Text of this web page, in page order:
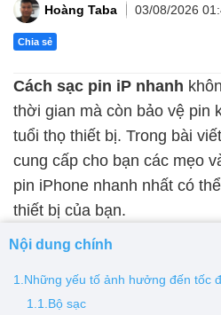
Thay loa Thay kính
Màn hình Xiaomi
Màn hình Vsmart
Thay pin
Pin iPhone
Pin Realme
Thay vỏ
Hoàng Taba 03/08/2026
Chia sẻ
Cách sạc pin iP nhanh
thời gian mà còn bảo vệ pin
tuổi thọ thiết bị. Trong bài
cung cấp cho bạn các mẹo
pin iPhone nhanh nhất có
thiết bị của bạn.
Nội dung chính
1.Những yếu tố ảnh hưởng đến tốc
1.1.Bộ sạc